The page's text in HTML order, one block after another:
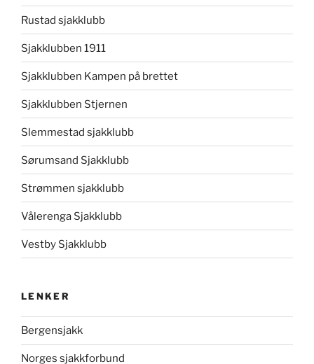
Rustad sjakklubb
Sjakklubben 1911
Sjakklubben Kampen på brettet
Sjakklubben Stjernen
Slemmestad sjakklubb
Sørumsand Sjakklubb
Strømmen sjakklubb
Vålerenga Sjakklubb
Vestby Sjakklubb
LENKER
Bergensjakk
Norges sjakkforbund